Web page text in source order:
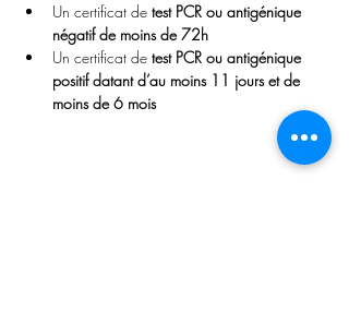
Un certificat de test PCR ou antigénique
négatif de moins de 72h
Un certificat de test PCR ou antigénique
positif datant d’au moins 11 jours et de
moins de 6 mois